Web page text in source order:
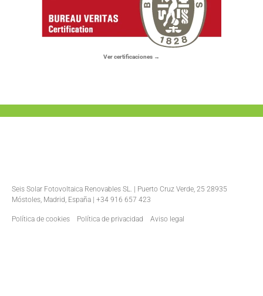
Ver certificaciones →
Seis Solar Fotovoltaica Renovables SL. | Puerto Cruz Verde, 25 28935
Móstoles, Madrid, España | +34 916 657 423
Política de cookies Política de privacidad Aviso legal